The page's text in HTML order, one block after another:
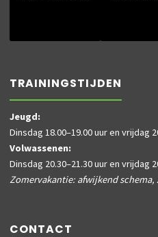
TRAININGSTIJDEN
Jeugd:
Dinsdag 18.00–19.00 uur en vrijdag
Volwassenen:
Dinsdag 20.30–21.30 uur en vrijdag
Zomervakantie: afwijkend schema,
CONTACT